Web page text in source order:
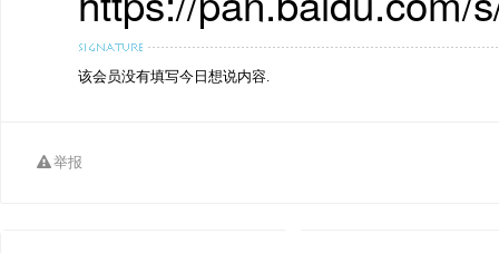
该会员没有填写今日想说内容.
举报